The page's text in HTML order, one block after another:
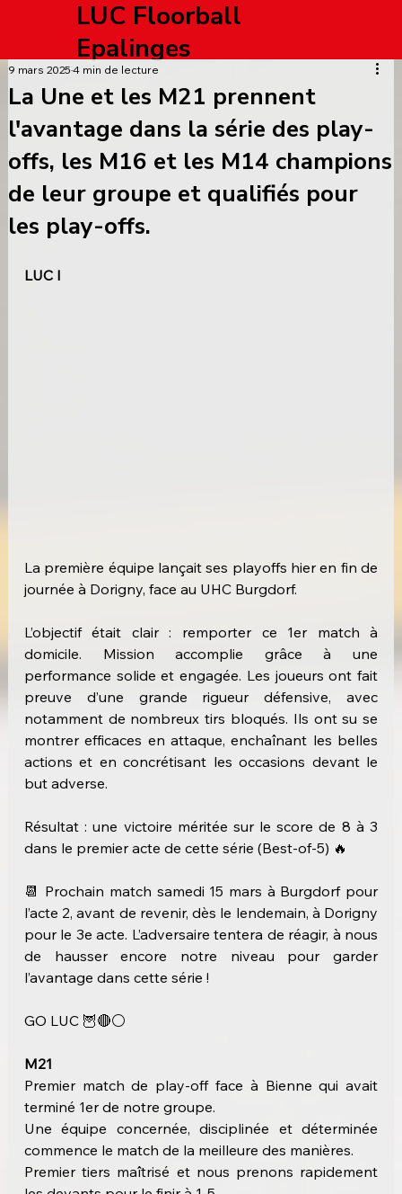
LUC Floorball
Epalinges
La Une et les M21 prennent
l'avantage dans la série des play-
offs, les M16 et les M14 champions
de leur groupe et qualifiés pour
les play-offs.
9 mars 20254 min de lecture
LUC I
La première équipe lançait ses playoffs hier en fin de
journée à Dorigny, face au UHC Burgdorf.
L’objectif était clair : remporter ce 1er match à
domicile. Mission accomplie grâce à une
performance solide et engagée. Les joueurs ont fait
preuve d’une grande rigueur défensive, avec
notamment de nombreux tirs bloqués. Ils ont su se
montrer efficaces en attaque, enchaînant les belles
actions et en concrétisant les occasions devant le
but adverse.
Résultat : une victoire méritée sur le score de 8 à 3
dans le premier acte de cette série (Best-of-5) 🔥
📆 Prochain match samedi 15 mars à Burgdorf pour
l’acte 2, avant de revenir, dès le lendemain, à Dorigny
pour le 3e acte. L’adversaire tentera de réagir, à nous
de hausser encore notre niveau pour garder
l’avantage dans cette série !
GO LUC 🦉🔴⚪
M21
Premier match de play-off face à Bienne qui avait
terminé 1er de notre groupe.
Une équipe concernée, disciplinée et déterminée
commence le match de la meilleure des manières.
Premier tiers maîtrisé et nous prenons rapidement